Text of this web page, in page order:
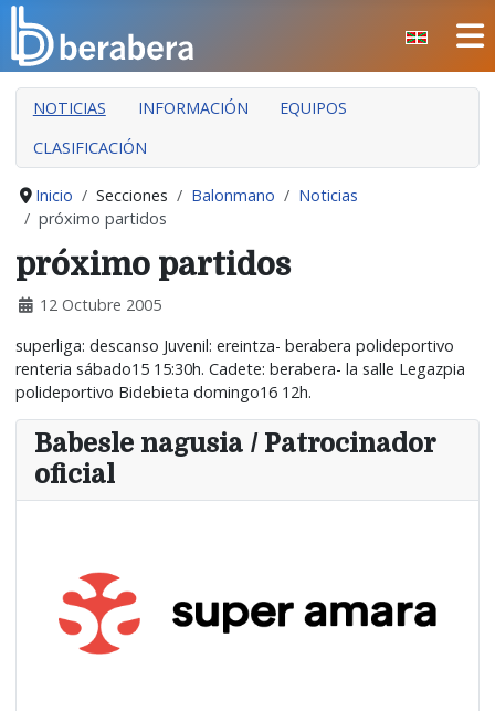
CERRAR
INICIO
CLUB
MANTEO
SECCIONES
EVENTOS
ÁREA SOCIAL
PREVENCIÓN DE LA VIOLENCIA
BERA BERA IZARRAK
NOTICIAS INFORMACIÓN
EQUIPOS
CLASIFICACIÓN
Inicio Secciones Balonmano
Noticias
próximo partidos
próximo partidos
12 Octubre 2005
superliga: descanso Juvenil: ereintza- berabera polideportivo
renteria sábado15 15:30h. Cadete: berabera- la salle Legazpia
polideportivo Bidebieta domingo16 12h.
Babesle nagusia / Patrocinador
oficial